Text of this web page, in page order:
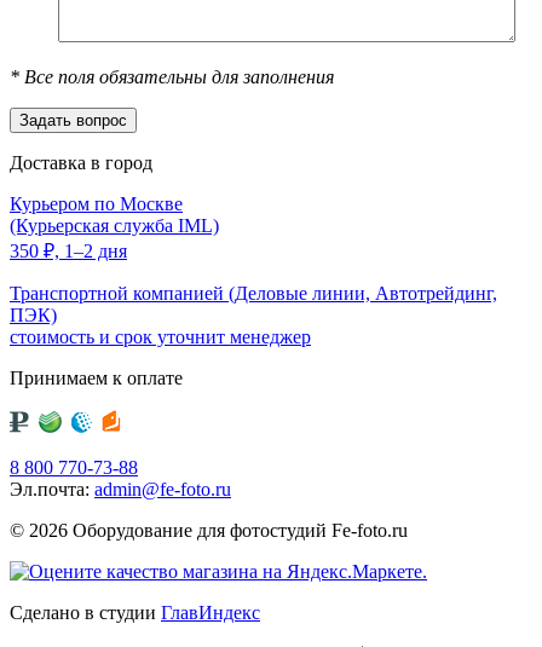
* Все поля обязательны для заполнения
Доставка в город
Курьером по Москве
(Курьерская служба IML)
350 ₽, 1–2 дня
Транспортной компанией (Деловые линии, Автотрейдинг,
ПЭК)
стоимость и срок уточнит менеджер
Принимаем к оплате
8 800 770-73-88
Эл.почта: admin@fe-foto.ru
© 2026 Оборудование для фотостудий Fe-foto.ru
Сделано в студии ГлавИндекс